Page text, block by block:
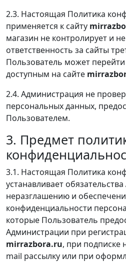
2.3. Настоящая Политика
применяется к сайту
магазин не контролирует и
ответственность за сайты
Пользователь может
доступным на сайте
2.4. Администрация не
персональных данных,
Пользователем.
3. Предмет
3.1. Настоящая Политика
устанавливает
неразглашению и
конфиденциальности
которые Пользователь
Администрации при
mirrazbora.ru, при
mail рассылку или при